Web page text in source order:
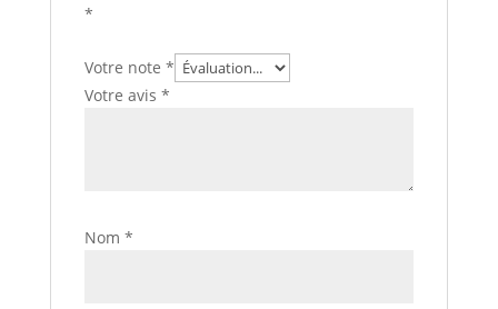
*
Votre note *
Votre avis *
Nom *